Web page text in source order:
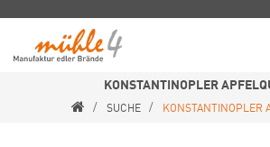
KONSTANTINOPLER
SUCHE KONSTANTINOPLER